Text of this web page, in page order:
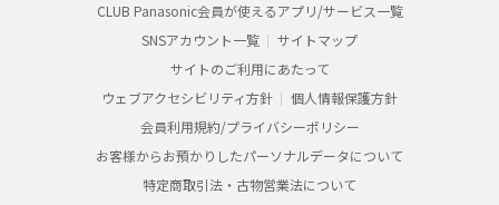
CLUB Panasonic会員が使えるアプリ/サービス一覧
SNSアカウント一覧
サイトマップ
サイトのご利用にあたって
ウェブアクセシビリティ方針
個人情報保護方針
会員利用規約/プライバシーポリシー
お客様からお預かりしたパーソナルデータについて
特定商取引法・古物営業法について